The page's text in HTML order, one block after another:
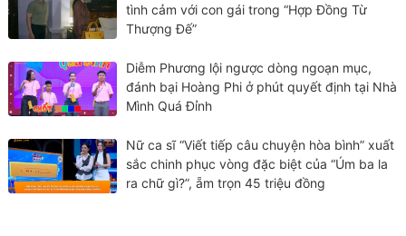
tình cảm với con gái trong “Hợp Đồng Từ
Thượng Đế”
Diễm Phương lội ngược dòng ngoạn mục,
đánh bại Hoàng Phi ở phút quyết định tại Nhà
Mình Quá Đỉnh
Nữ ca sĩ “Viết tiếp câu chuyện hòa bình” xuất
sắc chinh phục vòng đặc biệt của “Úm ba la
ra chữ gì?”, ẵm trọn 45 triệu đồng